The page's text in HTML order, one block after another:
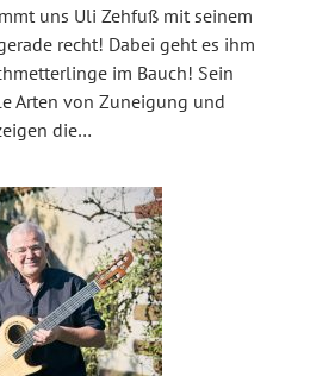
uns Uli Zehfuß mit seinem
recht! Dabei geht es ihm
im Bauch! Sein
Arten von Zuneigung und
die…